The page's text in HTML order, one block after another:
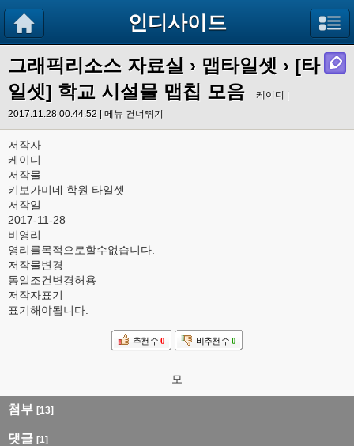
인디사이드
그래픽리소스 자료실 › 맵타일셋 › [타
일셋] 학교 시설물 맵칩 모음
케이디 |
2017.11.28 00:44:52 | 메뉴 건너뛰기
저작자
케이디
저작물
키보가미네 학원 타일셋
저작일
2017-11-28
비영리
영리를목적으로할수없습니다.
저작물변경
동일조건변경허용
저작자표기
표기해야됩니다.
추천 수 0 비추천 수 0
모
첨부 [13]
댓글 [1]